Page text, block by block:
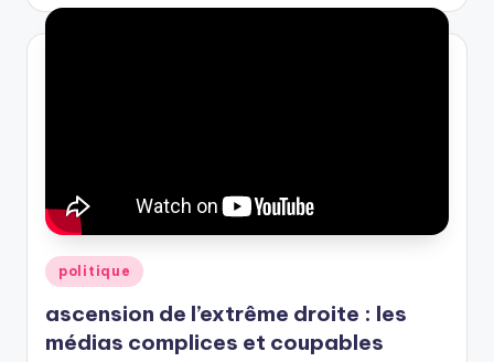
Posted
in
politique
ascension de l’extrême droite : les
médias complices et coupables